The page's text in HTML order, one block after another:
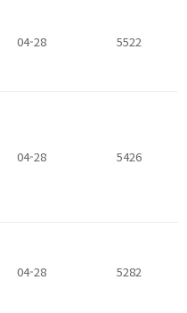
04-28 5522
04-28 5426
04-28 5282